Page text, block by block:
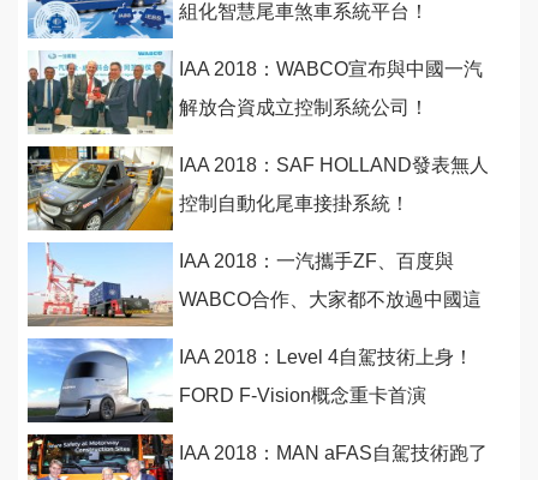
組化智慧尾車煞車系統平台！
IAA 2018：WABCO宣布與中國一汽
解放合資成立控制系統公司！
IAA 2018：SAF HOLLAND發表無人
控制自動化尾車接掛系統！
IAA 2018：一汽攜手ZF、百度與
WABCO合作、大家都不放過中國這
IAA 2018：Level 4自駕技術上身！
FORD F-Vision概念重卡首演
IAA 2018：MAN aFAS自駕技術跑了